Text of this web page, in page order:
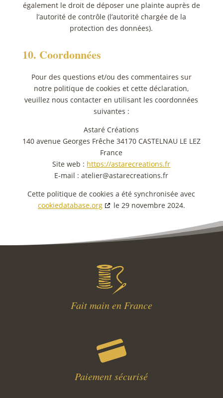
également le droit de déposer une plainte auprès de
l’autorité de contrôle (l’autorité chargée de la
protection des données).
10. Coordonnées
Pour des questions et/ou des commentaires sur
notre politique de cookies et cette déclaration,
veuillez nous contacter en utilisant les coordonnées
suivantes :
Astaré Créations
140 avenue Georges Frêche 34170 CASTELNAU LE LEZ
France
Site web : https://astarecreations.fr
E-mail :atelier@astarecreations.fr
Cette politique de cookies a été synchronisée avec
cookiedatabase.org
le 29 novembre 2024.
Fait main en France
Paiement sécurisé